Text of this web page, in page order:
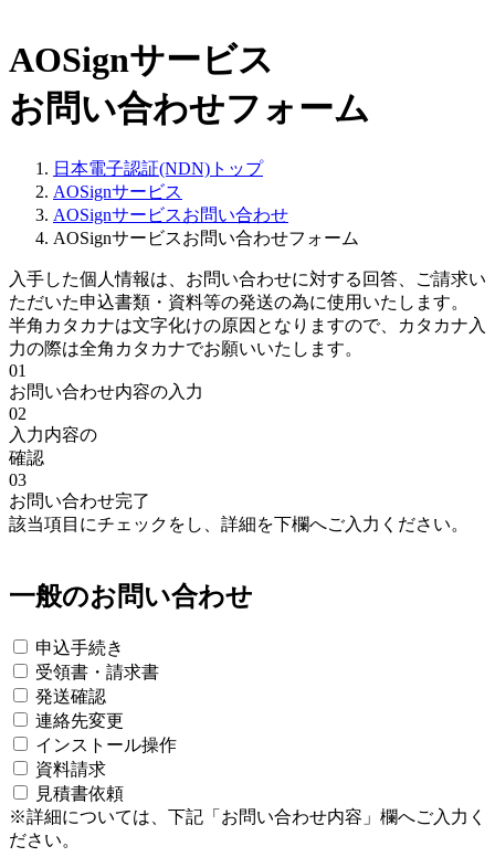
AOSignサービス
お問い合わせフォーム
日本電子認証(NDN)トップ
AOSignサービス
AOSignサービスお問い合わせ
AOSignサービスお問い合わせフォーム
入手した個人情報は、お問い合わせに対する回答、ご請求い
ただいた申込書類・資料等の発送の為に使用いたします。
半角カタカナは文字化けの原因となりますので、カタカナ入
力の際は全角カタカナでお願いいたします。
01
お問い合わせ内容の入力
02
入力内容の
確認
03
お問い合わせ完了
該当項目にチェックをし、詳細を下欄へご入力ください。
一般のお問い合わせ
申込手続き
受領書・請求書
発送確認
連絡先変更
インストール操作
資料請求
見積書依頼
※詳細については、下記「お問い合わせ内容」欄へご入力く
ださい。